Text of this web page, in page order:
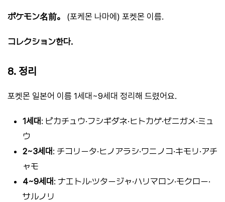
ポケモン名前。 (포케몬 나마에) 포켓몬 이름.
コレクション한다.
8. 정리
포켓몬 일본어 이름 1세대~9세대 정리해 드렸어요.
1세대 : ピカチュウ·フシギダネ·ヒトカゲ·ゼニガメ·ミュ
ウ
2~3세대 : チコリータ·ヒノアラシ·ワニノコ·キモリ·アチ
ャモ
4~9세대 : ナエトル·ツタージャ·ハリマロン·モクロー·
サルノリ